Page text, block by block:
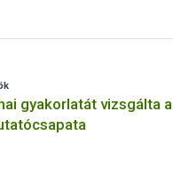
gyakorlatát vizsgálta a